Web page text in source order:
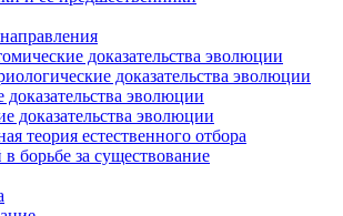
доказательства эволюции
доказательства эволюции
доказательства эволюции
доказательства эволюции
теория естественного отбора
борьбе за существование